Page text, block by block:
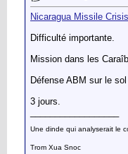
Nicaragua Missile
Difficulté importante.
Mission dans les
Défense ABM sur le
3 jours.
Une dinde qui analyserait le
Trom Xua Snoc